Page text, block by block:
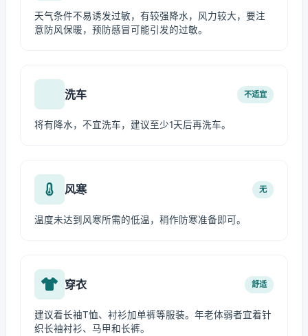
天气条件不易诱发过敏，有较强降水，风力较大，要注
意防风保暖，预防感冒可能引发的过敏。
洗车 不适宜
将有降水，不宜洗车，建议至少1天后再洗车。
风寒 无
温度未达到风寒所需的低温，稍作防寒准备即可。
穿衣 舒适
建议着长袖T恤、衬衫加单裤等服装。年老体弱者宜着针
织长袖衬衫、马甲和长裤。